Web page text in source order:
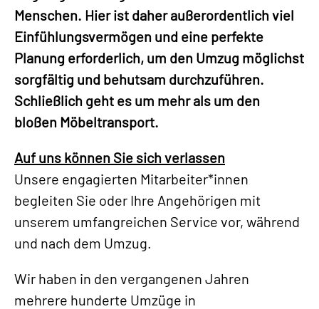
Menschen. Hier ist daher außerordentlich viel
Einfühlungsvermögen und eine perfekte
Planung erforderlich, um den Umzug möglichst
sorgfältig und behutsam durchzuführen.
Schließlich geht es um mehr als um den
bloßen Möbeltransport.
Auf uns können Sie sich verlassen
Unsere engagierten Mitarbeiter*innen
begleiten Sie oder Ihre Angehörigen mit
unserem umfangreichen Service vor, während
und nach dem Umzug.
Wir haben in den vergangenen Jahren
mehrere hunderte Umzüge in